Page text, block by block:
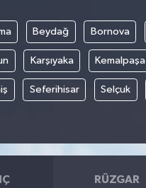
Beydağ Bornova
Karşıyaka Kemalpaşa
Seferihisar Selçuk
RÜZGAR